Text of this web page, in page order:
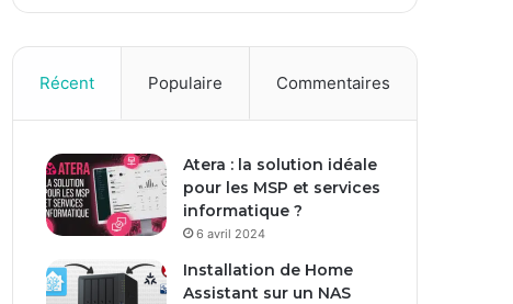
o
t
e
d
r
e
s
e
Récent Populaire Commentaires
Atera : la solution idéale
pour les MSP et services
informatique ?
6 avril 2024
Installation de Home
Assistant sur un NAS